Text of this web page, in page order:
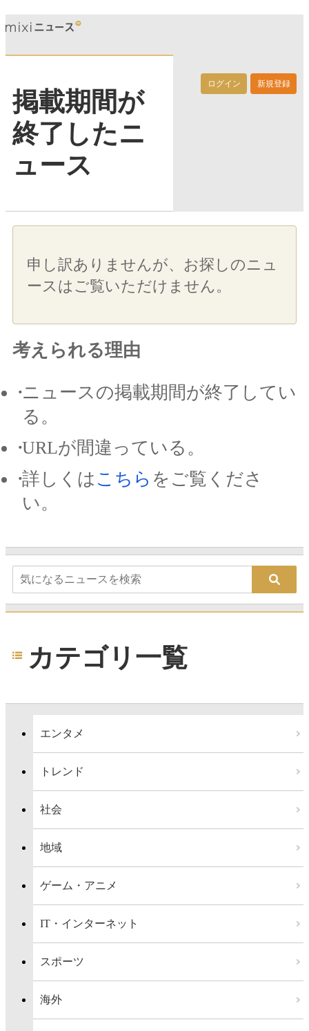
ログイン 新規登録
掲載期間が
終了したニ
ュース
申し訳ありませんが、お探しのニュ
ースはご覧いただけません。
考えられる理由
ニュースの掲載期間が終了してい
る。
URLが間違っている。
詳しくは こちら をご覧くださ
い。
カテゴリ一覧
エンタメ
トレンド
社会
地域
ゲーム・アニメ
IT・インターネット
スポーツ
海外